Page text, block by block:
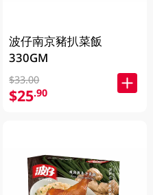
波仔南京豬扒菜飯
330GM
$33.00
$25.90